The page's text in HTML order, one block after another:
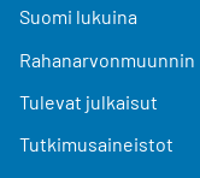
Suomi lukuina
Rahanarvonmuunnin
Tulevat julkaisut
Tutkimusaineistot